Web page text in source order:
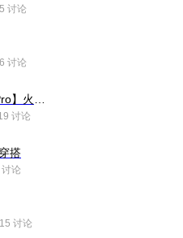
5 讨论
6 讨论
讨论
搭
论
15 讨论